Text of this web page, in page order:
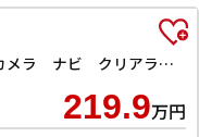
Z ドライブレコーダー ETC バックカメラ ナビ クリアランスソナー オートクルーズコントロール レーンアシスト 衝突被害軽減システム アルミホイール LEDヘッドランプ スマートキー 電動格納ミラー
219.9万円